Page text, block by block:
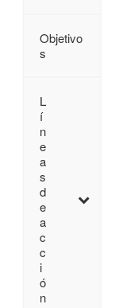
Objetivo
s
L
í
n
e
a
s
d
e
a
c
c
i
ó
n